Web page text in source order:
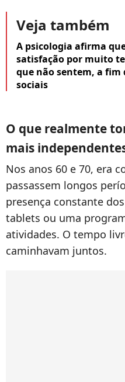
Veja também
A psicologia afirma
satisfação por muito
que não sentem, a fim
sociais
O que realmente
mais
Nos anos 60 e 70, era
passassem longos
presença constante
tablets ou uma
atividades. O tempo
caminhavam juntos.